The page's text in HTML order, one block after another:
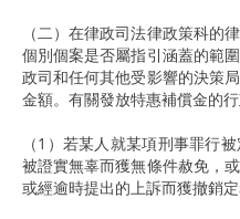
（二）在律政司法律政策科的
個別個案是否屬指引涵蓋的範
政司和任何其他受影響的決策
金額。有關發放特惠補償金的行
（1）若某人就某項刑事罪行
被證實無辜而獲無條件赦免，
或經逾時提出的上訴而獲撤銷